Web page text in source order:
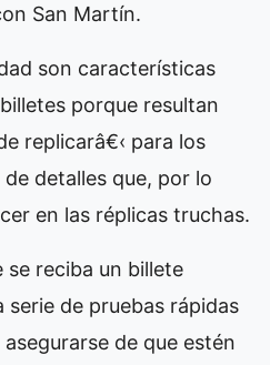
San Martín.
son características
porque resultan
replicarâ€‹ para los
detalles que, por lo
en las réplicas truchas.
se reciba un billete
de pruebas rápidas
de que estén